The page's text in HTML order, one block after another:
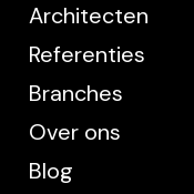
Architecten
Referenties
Branches
Over ons
Blog